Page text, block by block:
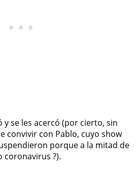
y se les acercó (por cierto, sin
convivir con Pablo, cuyo show
porque a la mitad de
coronavirus ?).